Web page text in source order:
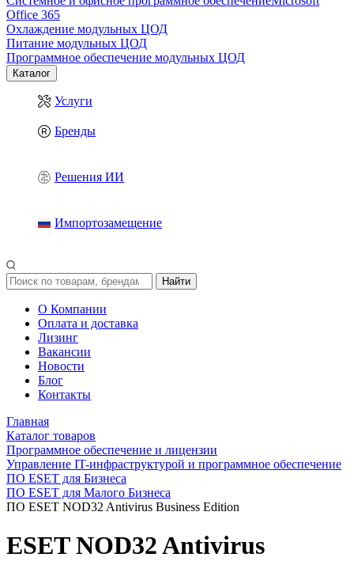
Office 365
Охлаждение модульных ЦОД
Питание модульных ЦОД
Программное обеспечение модульных ЦОД
Каталог
Услуги
Бренды
Решения ИИ
Импортозамещение
Найти
О Компании
Оплата и доставка
Лизинг
Вакансии
Новости
Блог
Контакты
Главная
Каталог товаров
Программное обеспечение и лицензии
Управление IT-инфраструктурой и программное обеспечение
ПО ESET для Бизнеса
ПО ESET для Малого Бизнеса
ПО ESET NOD32 Antivirus Business Edition
ESET NOD32 Antivirus